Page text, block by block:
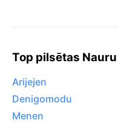
Top pilsētas Nauru
Arijejen
Denigomodu
Menen